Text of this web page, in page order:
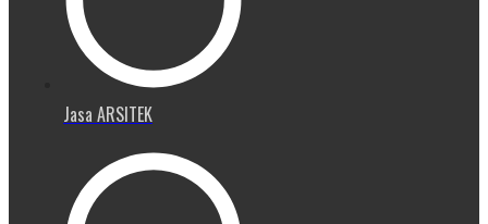
Jasa ARSITEK